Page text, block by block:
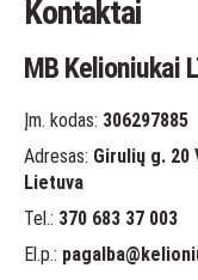
Kontaktai
MB Kelioniukai
Įm. kodas: 306297885
Adresas: Girulių g. 20
Lietuva
Tel.: 370 683 37 003
El.p.: pagalba